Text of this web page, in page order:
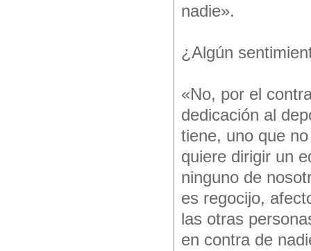
nadie».
¿Algún
«No, por el
dedicación al
tiene, uno que
quiere dirigir un
ninguno de
es regocijo,
las otras
en contra de